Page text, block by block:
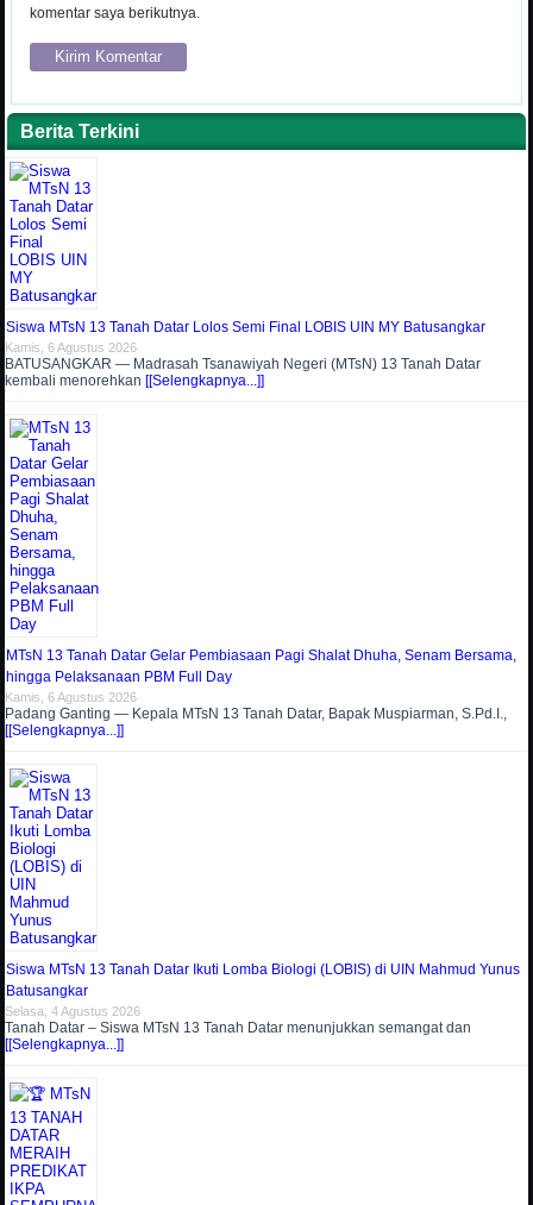
komentar saya berikutnya.
Berita Terkini
Siswa MTsN 13 Tanah Datar Lolos Semi Final LOBIS UIN MY Batusangkar
Kamis, 6 Agustus 2026
BATUSANGKAR — Madrasah Tsanawiyah Negeri (MTsN) 13 Tanah Datar
kembali menorehkan [[Selengkapnya...]]
MTsN 13 Tanah Datar Gelar Pembiasaan Pagi Shalat Dhuha, Senam Bersama,
hingga Pelaksanaan PBM Full Day
Kamis, 6 Agustus 2026
Padang Ganting — Kepala MTsN 13 Tanah Datar, Bapak Muspiarman, S.Pd.I.,
[[Selengkapnya...]]
Siswa MTsN 13 Tanah Datar Ikuti Lomba Biologi (LOBIS) di UIN Mahmud Yunus
Batusangkar
Selasa, 4 Agustus 2026
Tanah Datar – Siswa MTsN 13 Tanah Datar menunjukkan semangat dan
[[Selengkapnya...]]